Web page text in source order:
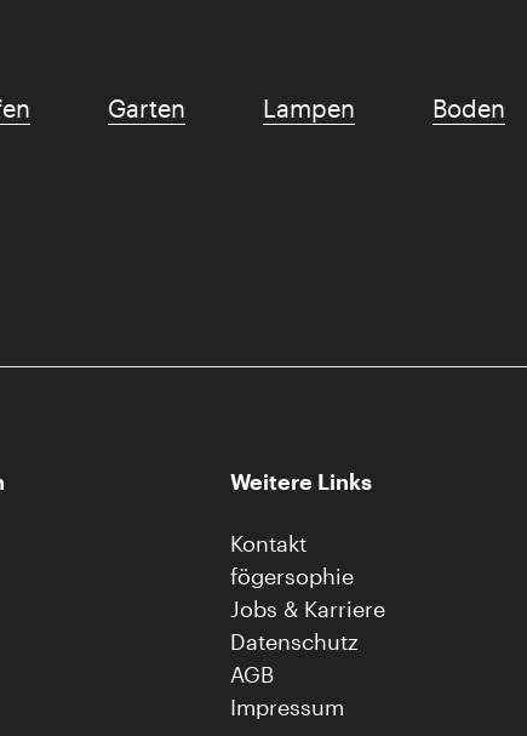
Garten Lampen Boden
Weitere Links
Kontakt
fögersophie
Jobs & Karriere
Datenschutz
AGB
Impressum